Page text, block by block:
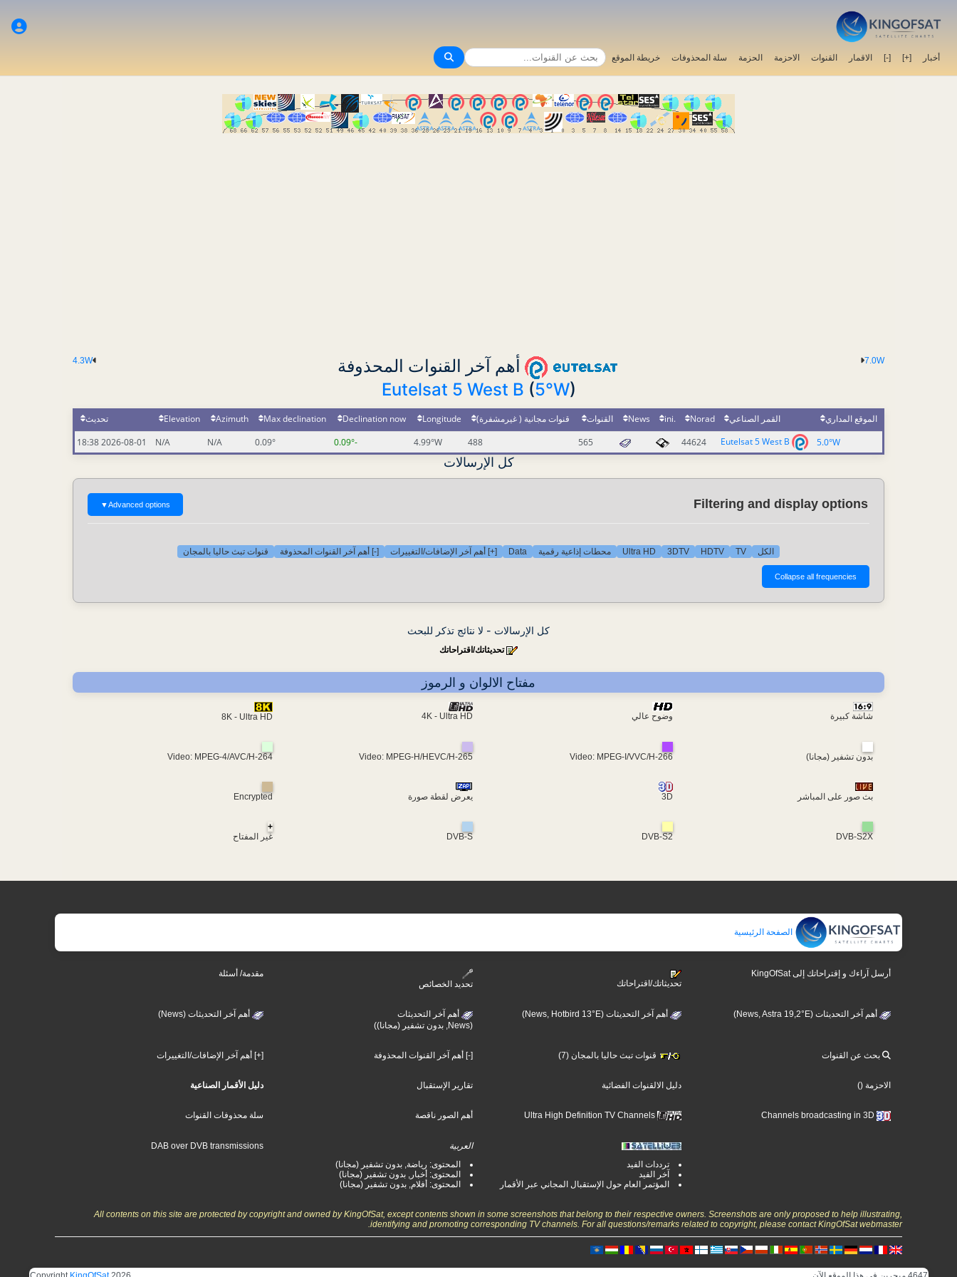
أخبار [+]
[-] الاقمار القنوات الاحزمة الحزمة سلة المحذوفات خريطة الموقع
7.0W
4.3W
أهم آخر القنوات المحذوفة
Eutelsat 5 West B (5°W)
الموقع المداري القمر الصناعي Norad
.ini
News القنوات قنوات مجانية ( غيرمشفرة) Longitude
Declination now
Max declination
Azimuth
Elevation
تحديث
5.0°W
Eutelsat 5 West B
44624
565
488
4.99°W
-0.09°
0.09°
N/A
N/A
2026-08-01 18:38
كل الإرسالات
Filtering and display options
Advanced options
▼
الكل TV
HDTV
3DTV
Ultra HD محطات إذاعية رقمية Data [+] أهم آخر الإضافات/التغييرات [-] أهم آخر القنوات المحذوفة قنوات تبث حاليا بالمجان
كل الإرسالات - لا نتائج تذكر للبحث
تحديثاتك/اقتراحاتك
مفتاح الالوان و الرموز
8K - Ultra HD 4K - Ultra HD وضوح عالي شاشة كبيرة
Video: MPEG-4/AVC/H-264 Video: MPEG-H/HEVC/H-265 Video: MPEG-I/VVC/H-266 بدون تشفير (مجانا)
Encrypted يعرض لقطة صورة 3D بث صور على المباشر
+
غير المفتاح
DVB-S DVB-S2 DVB-S2X
الصفحة الرئيسية
مقدمة/ أسئلة
تحديد الخصائص
تحديثاتك/اقتراحاتك
أرسل آراءك و إقتراحاتك إلى KingOfSat
أهم آخر التحديثات (News)
أهم آخر التحديثات
(News, بدون تشفير (مجانا))
أهم آخر التحديثات (News, Hotbird 13°E) أهم آخر التحديثات (News, Astra 19,2°E)
[+] أهم آخر الإضافات/التغييرات [-] أهم آخر القنوات المحذوفة قنوات تبث حاليا بالمجان (7) بحث عن القنوات
دليل الأقمار الصناعية تقارير الإستقبال دليل الالقنوات الفضائية الاحزمة ()
سلة محذوفات القنوات أهم الصور ناقصة Ultra High Definition TV Channels
DAB over DVB transmissions
العربية
المحتوى: رياضة, بدون تشفير (مجانا)
المحتوى: أخبار, بدون تشفير (مجانا)
المحتوى: أفلام, بدون تشفير (مجانا)
ترددات الفيد
آخر الفيد
المؤتمر العام حول الإستقبال المجاني عبر الأقمار
All contents on this site are protected by copyright and owned by KingOfSat, except contents shown in some screenshots that belong to their respective owners. Screenshots are only proposed to help illustrating,
identifying and promoting corresponding TV channels. For all questions/remarks related to copyright, please contact KingOfSat webmaster.